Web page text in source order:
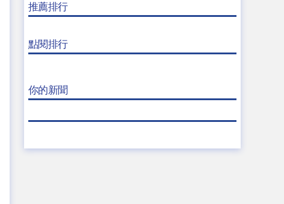
推薦排行
點閱排行
你的新聞